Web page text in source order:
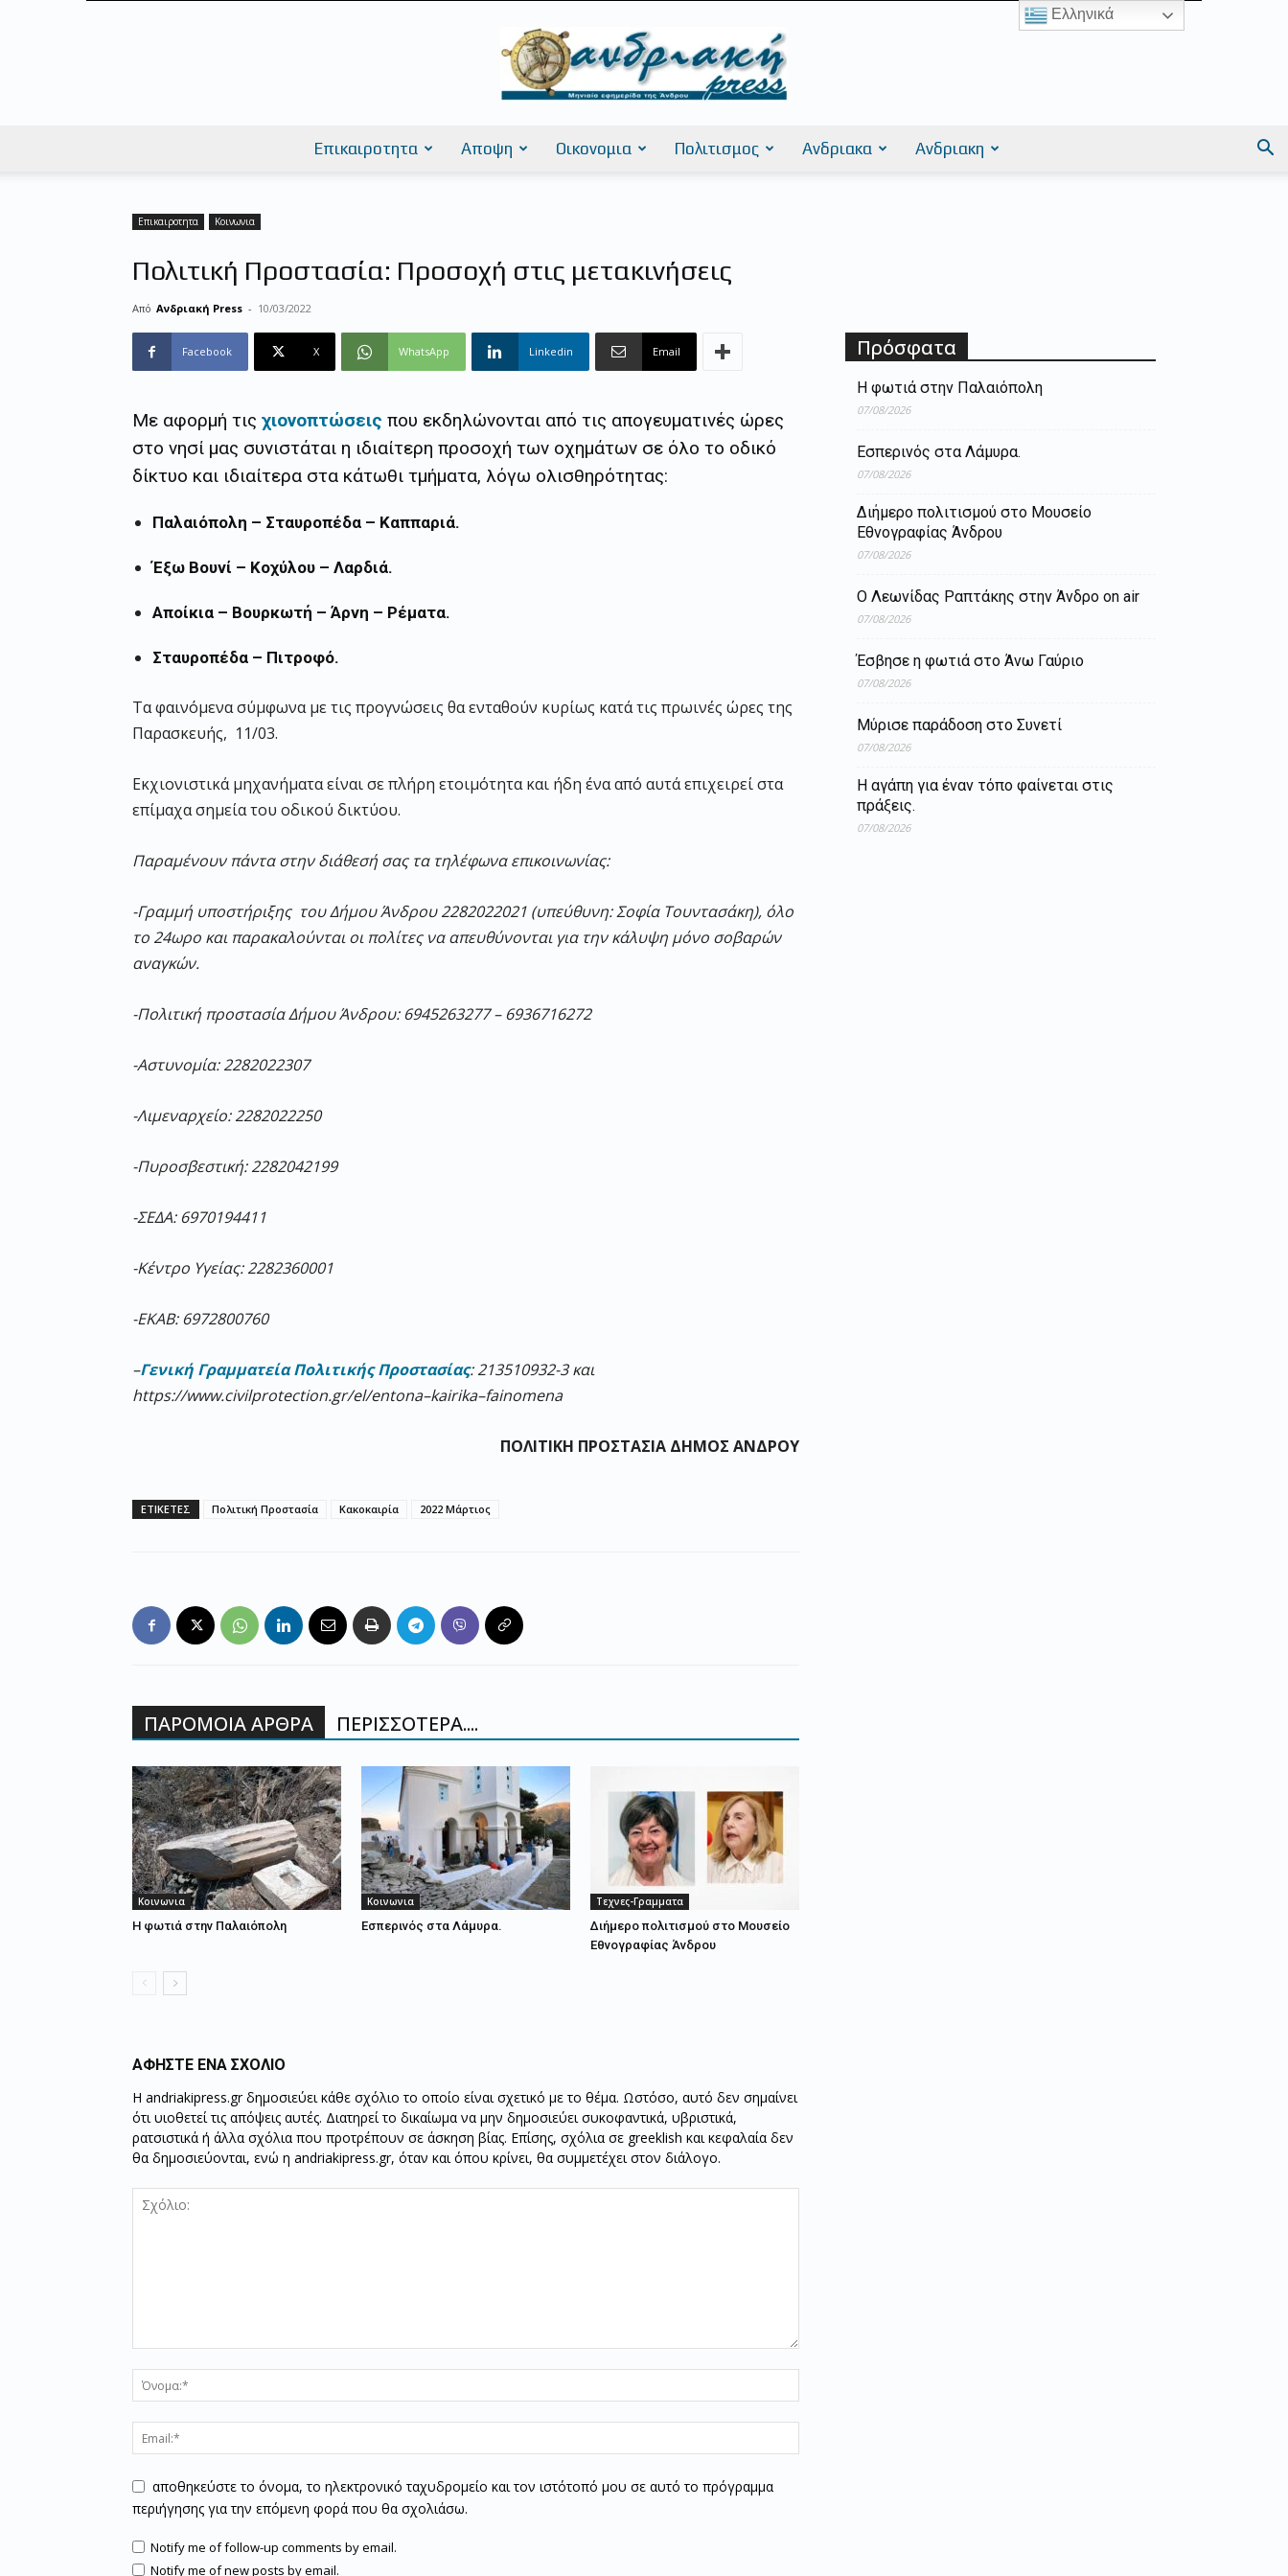
Επικαιροτητα Αποψη Οικονομια Πολιτισμος Ανδριακα Ανδριακη
Επικαιροτητα Κοινωνια
Πολιτική Προστασία: Προσοχή στις μετακινήσεις
Από Ανδριακή Press - 10/03/2022
Facebook X WhatsApp Linkedin Email
Με αφορμή τις χιονοπτώσεις που εκδηλώνονται από τις απογευματινές ώρες
στο νησί μας συνιστάται η ιδιαίτερη προσοχή των οχημάτων σε όλο το οδικό
δίκτυο και ιδιαίτερα στα κάτωθι τμήματα, λόγω ολισθηρότητας:
Παλαιόπολη – Σταυροπέδα – Καππαριά.
Έξω Βουνί – Κοχύλου – Λαρδιά.
Αποίκια – Βουρκωτή – Άρνη – Ρέματα.
Σταυροπέδα – Πιτροφό.
Τα φαινόμενα σύμφωνα με τις προγνώσεις θα ενταθούν κυρίως κατά τις πρωινές ώρες της
Παρασκευής, 11/03.
Εκχιονιστικά μηχανήματα είναι σε πλήρη ετοιμότητα και ήδη ένα από αυτά επιχειρεί στα
επίμαχα σημεία του οδικού δικτύου.
Παραμένουν πάντα στην διάθεσή σας τα τηλέφωνα επικοινωνίας:
-Γραμμή υποστήριξης του Δήμου Άνδρου 2282022021 (υπεύθυνη: Σοφία Τουντασάκη), όλο
το 24ωρο και παρακαλούνται οι πολίτες να απευθύνονται για την κάλυψη μόνο σοβαρών
αναγκών.
-Πολιτική προστασία Δήμου Άνδρου: 6945263277 – 6936716272
-Αστυνομία: 2282022307
-Λιμεναρχείο: 2282022250
-Πυροσβεστική: 2282042199
-ΣΕΔΑ: 6970194411
-Κέντρο Υγείας: 2282360001
-ΕΚΑΒ: 6972800760
–Γενική Γραμματεία Πολιτικής Προστασίας: 213510932-3 και
https://www.civilprotection.gr/el/entona–kairika–fainomena
ΠΟΛΙΤΙΚΗ ΠΡΟΣΤΑΣΙΑ ΔΗΜΟΣ ΑΝΔΡΟΥ
ΕΤΙΚΕΤΕΣ Πολιτική Προστασία Κακοκαιρία 2022 Μάρτιος
ΠΑΡΟΜΟΙΑ ΑΡΘΡΑ ΠΕΡΙΣΣΟΤΕΡΑ....
Κοινωνια
Η φωτιά στην Παλαιόπολη
Κοινωνια
Εσπερινός στα Λάμυρα.
Τεχνες-Γραμματα
Διήμερο πολιτισμού στο Μουσείο
Εθνογραφίας Άνδρου
ΑΦΗΣΤΕ ΕΝΑ ΣΧΟΛΙΟ
Η andriakipress.gr δημοσιεύει κάθε σχόλιο το οποίο είναι σχετικό με το θέμα. Ωστόσο, αυτό δεν σημαίνει
ότι υιοθετεί τις απόψεις αυτές. Διατηρεί το δικαίωμα να μην δημοσιεύει συκοφαντικά, υβριστικά,
ρατσιστικά ή άλλα σχόλια που προτρέπουν σε άσκηση βίας. Επίσης, σχόλια σε greeklish και κεφαλαία δεν
θα δημοσιεύονται, ενώ η andriakipress.gr, όταν και όπου κρίνει, θα συμμετέχει στον διάλογο.
αποθηκεύστε το όνομα, το ηλεκτρονικό ταχυδρομείο και τον ιστότοπό μου σε αυτό το πρόγραμμα
περιήγησης για την επόμενη φορά που θα σχολιάσω.
Notify me of follow-up comments by email.
Notify me of new posts by email.
Πρόσφατα
Η φωτιά στην Παλαιόπολη
07/08/2026
Εσπερινός στα Λάμυρα.
07/08/2026
Διήμερο πολιτισμού στο Μουσείο
Εθνογραφίας Άνδρου
07/08/2026
Ο Λεωνίδας Ραπτάκης στην Άνδρο on air
07/08/2026
Έσβησε η φωτιά στο Άνω Γαύριο
07/08/2026
Μύρισε παράδοση στο Συνετί
07/08/2026
Η αγάπη για έναν τόπο φαίνεται στις
πράξεις.
07/08/2026
Ελληνικά